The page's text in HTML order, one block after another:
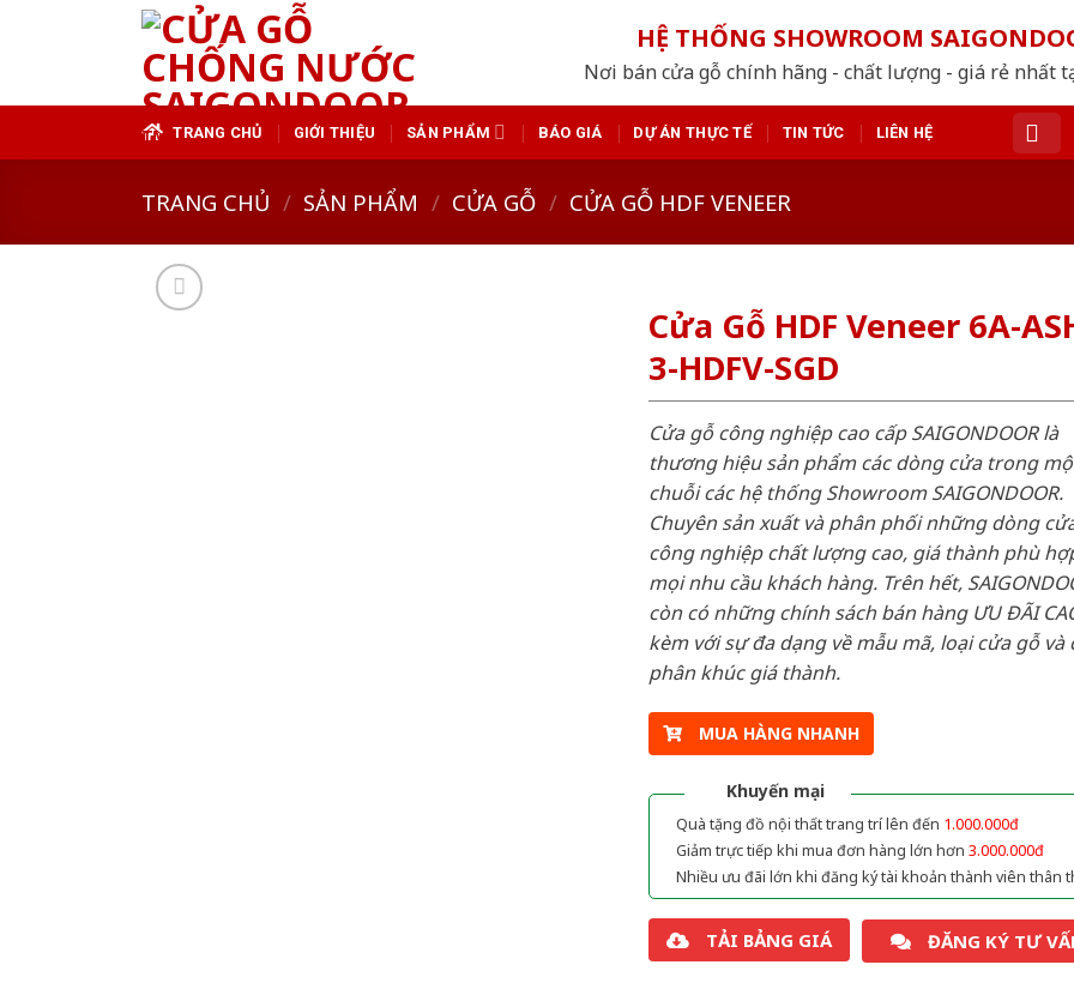
HỆ THỐNG SHOWROOM
Nơi bán cửa gỗ chính hãng - chất lượng - giá rẻ nhất
TRANG CHỦ GIỚI THIỆU SẢN PHẨM BÁO GIÁ DỰ ÁN THỰC TẾ TIN TỨC LIÊN HỆ
TRANG CHỦ / SẢN PHẨM / CỬA GỖ / CỬA GỖ HDF VENEER
Cửa Gỗ HDF Veneer 6A-
3-HDFV-SGD
Cửa gỗ công nghiệp cao cấp SAIGONDOOR là
thương hiệu sản phẩm các dòng cửa trong
chuỗi các hệ thống Showroom SAIGONDOOR.
Chuyên sản xuất và phân phối những dòng
công nghiệp chất lượng cao, giá thành phù
mọi nhu cầu khách hàng. Trên hết,
còn có những chính sách bán hàng ƯU ĐÃI
kèm với sự đa dạng về mẫu mã, loại cửa gỗ và
phân khúc giá thành.
MUA HÀNG NHANH
Khuyến mại
Quà tặng đồ nội thất trang trí lên đến 1.000.000đ
Giảm trực tiếp khi mua đơn hàng lớn hơn 3.000.000đ
Nhiều ưu đãi lớn khi đăng ký tài khoản thành viên thân
TẢI BẢNG GIÁ ĐĂNG KÝ TƯ